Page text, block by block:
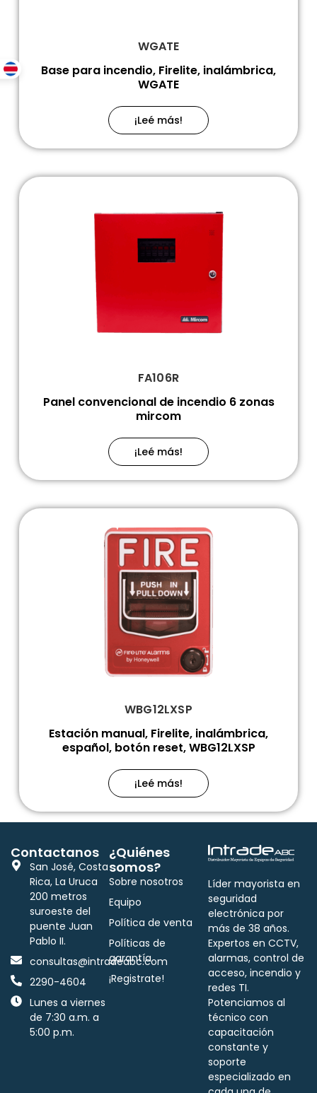
WGATE
Base para incendio, Firelite, inalámbrica,
WGATE
¡Leé más!
FA106R
Panel convencional de incendio 6 zonas
mircom
¡Leé más!
WBG12LXSP
Estación manual, Firelite, inalámbrica,
español, botón reset, WBG12LXSP
¡Leé más!
Líder mayorista en
seguridad
electrónica por
más de 38 años.
Expertos en CCTV,
alarmas, control de
acceso, incendio y
redes TI.
Potenciamos al
técnico con
capacitación
constante y
soporte
especializado en
¿Quiénes
somos?
Sobre nosotros
Equipo
Política de venta
Políticas de
garantía
¡Registrate!
Contactanos
San José, Costa
Rica, La Uruca
200 metros
suroeste del
puente Juan
Pablo II.
consultas@intradeabc.com
2290-4604
Lunes a viernes
de 7:30 a.m. a
5:00 p.m.